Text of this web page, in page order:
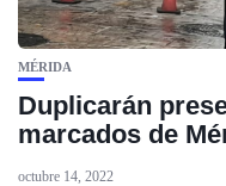
MÉRIDA
Duplicarán
marcados de
octubre 14, 2022